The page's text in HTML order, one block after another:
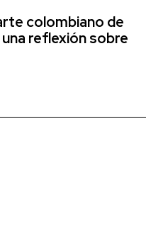
colombiano de
reflexión sobre